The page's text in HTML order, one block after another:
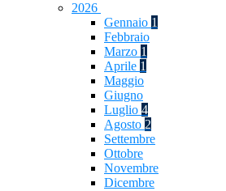
2026
Gennaio 1
Febbraio
Marzo 1
Aprile 1
Maggio
Giugno
Luglio 4
Agosto 2
Settembre
Ottobre
Novembre
Dicembre